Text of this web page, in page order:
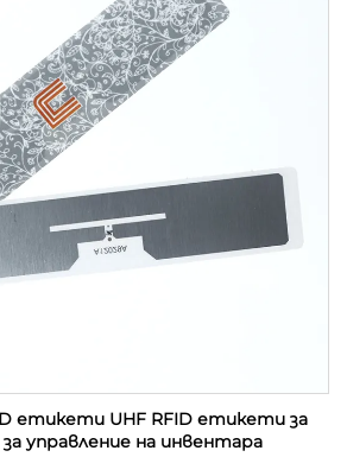
етикети UHF RFID етикети за
управление на инвентара